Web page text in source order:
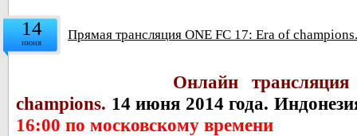
14
июня Прямая трансляция ONE FC 17: Era of
Онлайн
champions. 14 июня 2014 года.
16:00 по московскому времени